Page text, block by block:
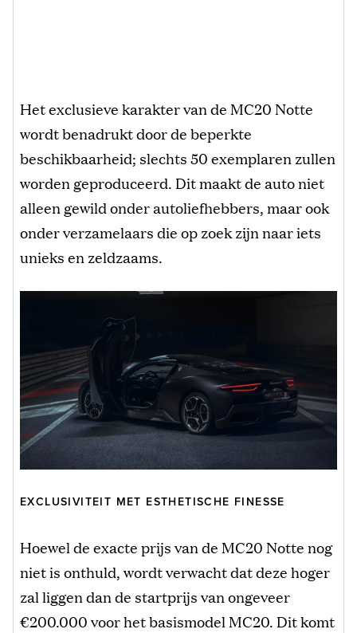
Het exclusieve karakter van de MC20 Notte
wordt benadrukt door de beperkte
beschikbaarheid; slechts 50 exemplaren zullen
worden geproduceerd. Dit maakt de auto niet
alleen gewild onder autoliefhebbers, maar ook
onder verzamelaars die op zoek zijn naar iets
unieks en zeldzaams.
EXCLUSIVITEIT MET ESTHETISCHE FINESSE
Hoewel de exacte prijs van de MC20 Notte nog
niet is onthuld, wordt verwacht dat deze hoger
zal liggen dan de startprijs van ongeveer
€200.000 voor het basismodel MC20. Dit komt